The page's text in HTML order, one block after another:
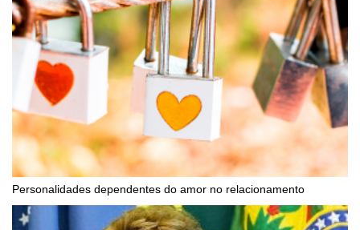
Personalidades dependentes do amor no relacionamento